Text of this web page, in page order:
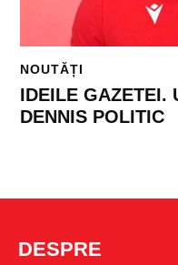
NOUTĂȚI
IDEILE GAZETEI.
DENNIS POLITIC
DESPRE